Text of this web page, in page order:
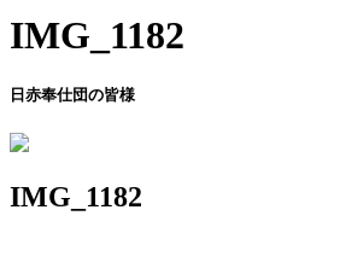
IMG_1182
日赤奉仕団の皆様
IMG_1182